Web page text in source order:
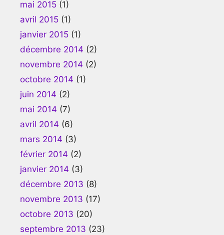
mai 2015 (1)
avril 2015 (1)
janvier 2015 (1)
décembre 2014 (2)
novembre 2014 (2)
octobre 2014 (1)
juin 2014 (2)
mai 2014 (7)
avril 2014 (6)
mars 2014 (3)
février 2014 (2)
janvier 2014 (3)
décembre 2013 (8)
novembre 2013 (17)
octobre 2013 (20)
septembre 2013 (23)